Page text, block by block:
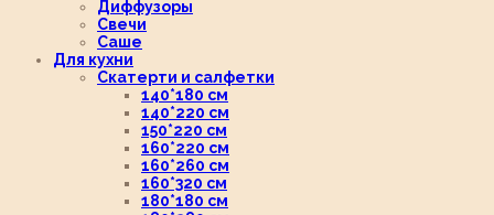
Диффузоры
Свечи
Саше
Для кухни
Скатерти и салфетки
140*180 см
140*220 см
150*220 см
160*220 см
160*260 см
160*320 см
180*180 см